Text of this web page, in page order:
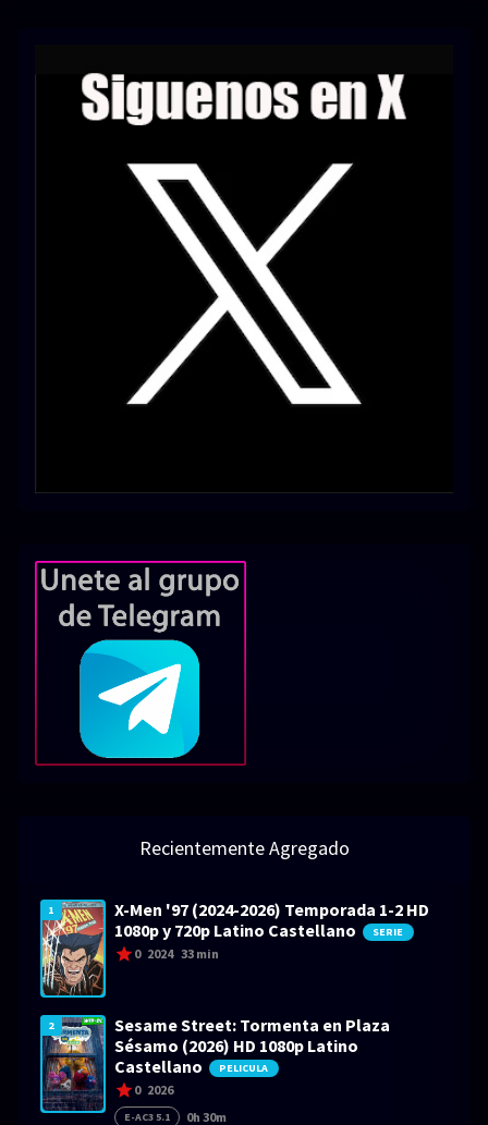
Recientemente Agregado
1
X-Men '97 (2024-2026) Temporada 1-2 HD
1080p y 720p Latino Castellano
SERIE
0 2024 33 min
2
Sesame Street: Tormenta en Plaza
Sésamo (2026) HD 1080p Latino
Castellano
PELICULA
0 2026
E-AC3 5.1 0h 30m